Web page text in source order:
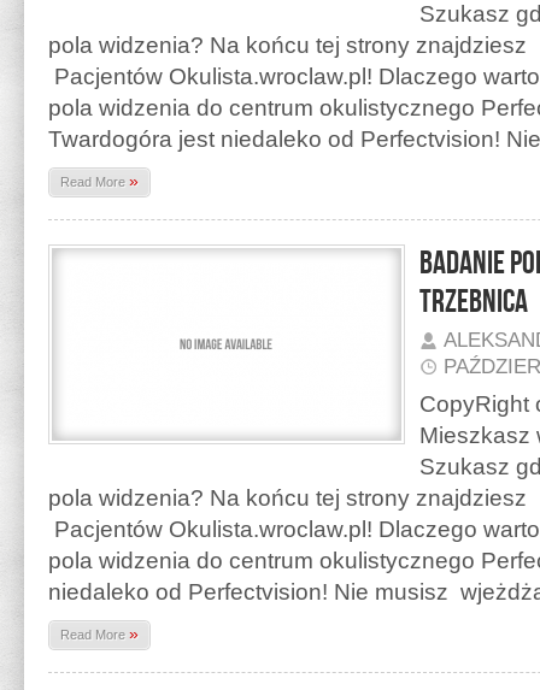
Szukasz
pola widzenia? Na końcu tej strony znajdziesz
Pacjentów Okulista.wroclaw.pl! Dlaczego
pola widzenia do centrum okulistycznego
Twardogóra jest niedaleko od Perfectvision!
Read More »
Badanie
Trzebnica
CopyRight
Mieszkasz
Szukasz
pola widzenia? Na końcu tej strony znajdziesz
Pacjentów Okulista.wroclaw.pl! Dlaczego
pola widzenia do centrum okulistycznego
niedaleko od Perfectvision! Nie musisz
Read More »